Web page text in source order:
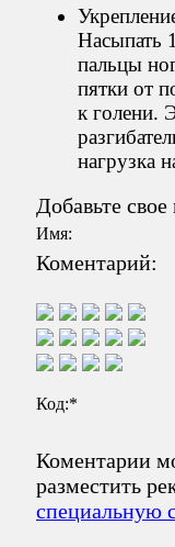
Насыпать
пальцы
пятки от
к голени.
нагрузка
Добавьте
Имя:
Коментарий:
Код:*
Коментарии
разместить
специальную